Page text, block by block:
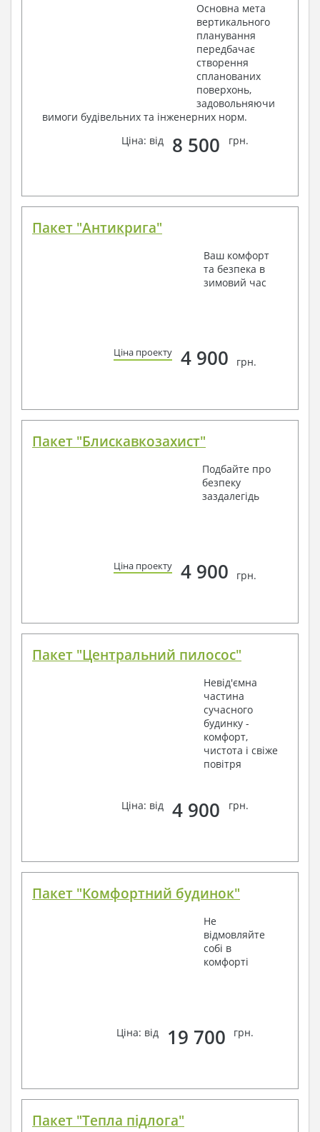
Основна мета
вертикального
планування
передбачає
створення
спланованих
поверхонь,
задовольняючи
вимоги будівельних та інженерних норм.
Ціна: від
8 500 грн.
Пакет "Антикрига"
Ваш комфорт
та безпека в
зимовий час
Ціна проекту 4 900 грн.
Пакет "Блискавкозахист"
Подбайте про
безпеку
заздалегідь
Ціна проекту 4 900 грн.
Пакет "Центральний пилосос"
Невід'ємна
частина
сучасного
будинку -
комфорт,
чистота і свіже
повітря
Ціна: від 4 900 грн.
Пакет "Комфортний будинок"
Не
відмовляйте
собі в
комфорті
Ціна: від 19 700 грн.
Пакет "Тепла підлога"